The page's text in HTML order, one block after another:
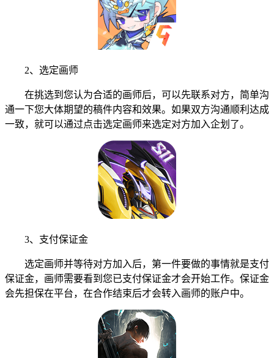
2、选定画师
在挑选到您认为合适的画师后，可以先联系对方，简单沟
通一下您大体期望的稿件内容和效果。如果双方沟通顺利达成
一致，就可以通过点击选定画师来选定对方加入企划了。
3、支付保证金
选定画师并等待对方加入后，第一件要做的事情就是支付
保证金，画师需要看到您已支付保证金才会开始工作。保证金
会先担保在平台，在合作结束后才会转入画师的账户中。